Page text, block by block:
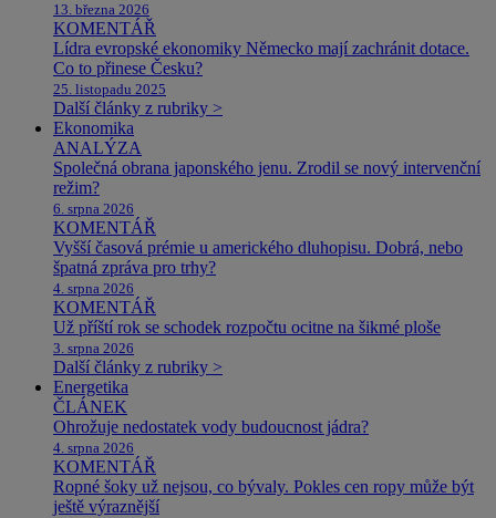
13. března 2026
KOMENTÁŘ
Lídra evropské ekonomiky Německo mají zachránit dotace.
Co to přinese Česku?
25. listopadu 2025
Další články z rubriky >
Ekonomika
ANALÝZA
Společná obrana japonského jenu. Zrodil se nový intervenční
režim?
6. srpna 2026
KOMENTÁŘ
Vyšší časová prémie u amerického dluhopisu. Dobrá, nebo
špatná zpráva pro trhy?
4. srpna 2026
KOMENTÁŘ
Už příští rok se schodek rozpočtu ocitne na šikmé ploše
3. srpna 2026
Další články z rubriky >
Energetika
ČLÁNEK
Ohrožuje nedostatek vody budoucnost jádra?
4. srpna 2026
KOMENTÁŘ
Ropné šoky už nejsou, co bývaly. Pokles cen ropy může být
ještě výraznější